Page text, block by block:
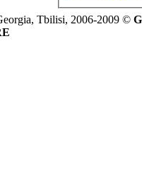
Tbilisi, 2006-2009 ©